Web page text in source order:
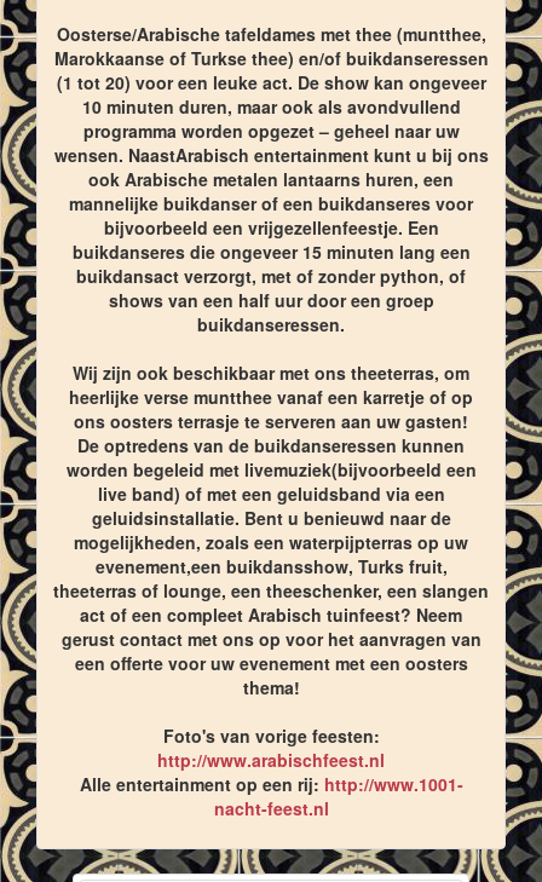
Oosterse/Arabische tafeldames met thee (muntthee,
Marokkaanse of Turkse thee) en/of buikdanseressen
(1 tot 20) voor een leuke act. De show kan ongeveer
10 minuten duren, maar ook als avondvullend
programma worden opgezet – geheel naar uw
wensen. NaastArabisch entertainment kunt u bij ons
ook Arabische metalen lantaarns huren, een
mannelijke buikdanser of een buikdanseres voor
bijvoorbeeld een vrijgezellenfeestje. Een
buikdanseres die ongeveer 15 minuten lang een
buikdansact verzorgt, met of zonder python, of
shows van een half uur door een groep
buikdanseressen.
Wij zijn ook beschikbaar met ons theeterras, om
heerlijke verse muntthee vanaf een karretje of op
ons oosters terrasje te serveren aan uw gasten!
De optredens van de buikdanseressen kunnen
worden begeleid met livemuziek(bijvoorbeeld een
live band) of met een geluidsband via een
geluidsinstallatie. Bent u benieuwd naar de
mogelijkheden, zoals een waterpijpterras op uw
evenement,een buikdansshow, Turks fruit,
theeterras of lounge, een theeschenker, een slangen
act of een compleet Arabisch tuinfeest? Neem
gerust contact met ons op voor het aanvragen van
een offerte voor uw evenement met een oosters
thema!
Foto's van vorige feesten:
http://www.arabischfeest.nl
Alle entertainment op een rij: http://www.1001-
nacht-feest.nl